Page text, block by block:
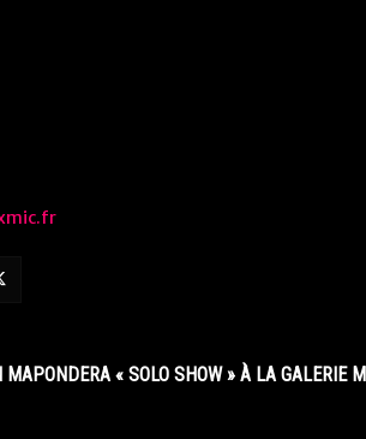
MAPONDERA « SOLO SHOW » À LA GALERIE